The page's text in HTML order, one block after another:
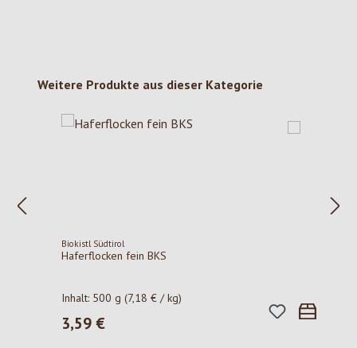
Produktgalerie überspringen
Weitere Produkte aus dieser Kategorie
Biokistl Südtirol
Haferflocken fein BKS
Inhalt: 500 g(7,18 € / kg)
Regulärer Preis:
3,59 €